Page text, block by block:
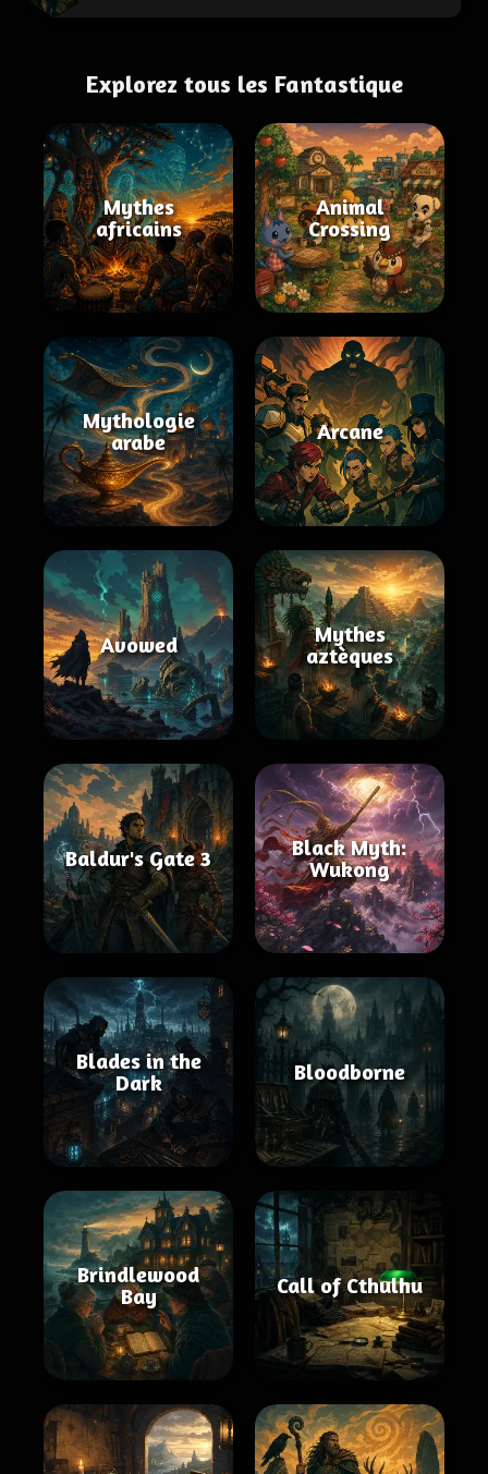
Explorez tous les Fantastique
Mythes
africains
Animal
Crossing
Mythologie
arabe
Arcane
Avowed
Mythes
aztèques
Baldur's Gate 3
Black Myth:
Wukong
Blades in the
Dark
Bloodborne
Brindlewood
Bay
Call of Cthulhu